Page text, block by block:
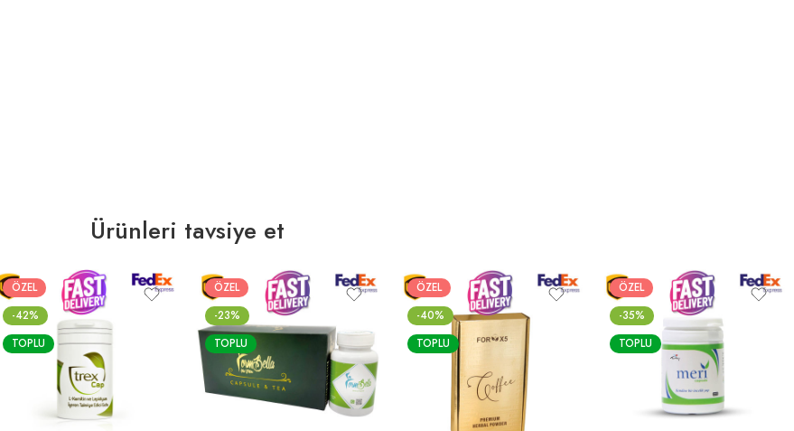
Ürünleri tavsiye et
ÖZEL
-42%
TOPLU
ÖZEL
-23%
TOPLU
ÖZEL
-40%
TOPLU
ÖZEL
-35%
TOPLU